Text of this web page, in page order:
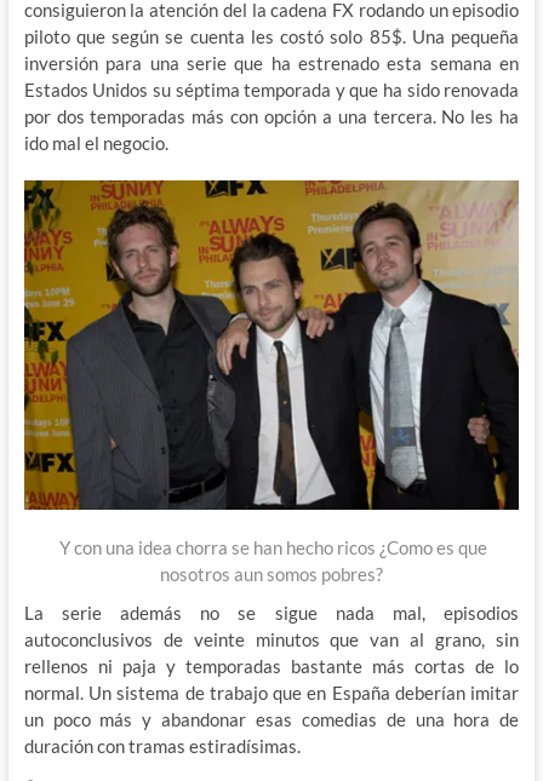
consiguieron la atención del la cadena FX rodando un episodio
piloto que según se cuenta les costó solo 85$. Una pequeña
inversión para una serie que ha estrenado esta semana en
Estados Unidos su séptima temporada y que ha sido renovada
por dos temporadas más con opción a una tercera. No les ha
ido mal el negocio.
Y con una idea chorra se han hecho ricos ¿Como es que
nosotros aun somos pobres?
La serie además no se sigue nada mal, episodios
autoconclusivos de veinte minutos que van al grano, sin
rellenos ni paja y temporadas bastante más cortas de lo
normal. Un sistema de trabajo que en España deberían imitar
un poco más y abandonar esas comedias de una hora de
duración con tramas estiradísimas.